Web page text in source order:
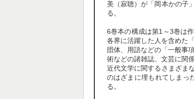
美（寂聴）が「岡本かの子
る。
6巻本の構成は第1～3巻は
各界に活躍した人を含めた
団体、用語などの「一般事
術などの諸雑誌、文芸に関
近代文学に関するさまざま
のはざまに埋もれてしまっ
る。